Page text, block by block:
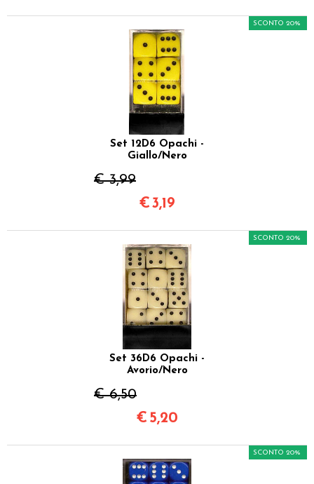
Set 12D6 Opachi -
Giallo/Nero
€ 3,99
SCONTO 20%
€3,19
Set 36D6 Opachi -
Avorio/Nero
€ 6,50
SCONTO 20%
€ 5,20
SCONTO 20%